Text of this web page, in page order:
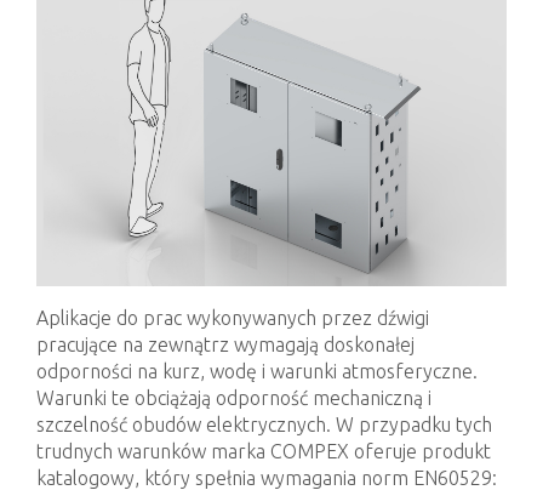
Aplikacje do prac wykonywanych przez dźwigi
pracujące na zewnątrz wymagają doskonałej
odporności na kurz, wodę i warunki atmosferyczne.
Warunki te obciążają odporność mechaniczną i
szczelność obudów elektrycznych. W przypadku tych
trudnych warunków marka COMPEX oferuje produkt
katalogowy, który spełnia wymagania norm EN60529: